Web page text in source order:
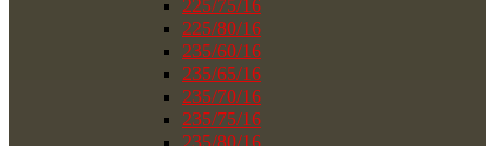
225/75/16
225/80/16
235/60/16
235/65/16
235/70/16
235/75/16
235/80/16